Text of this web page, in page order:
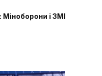
Міноборони і ЗМІ